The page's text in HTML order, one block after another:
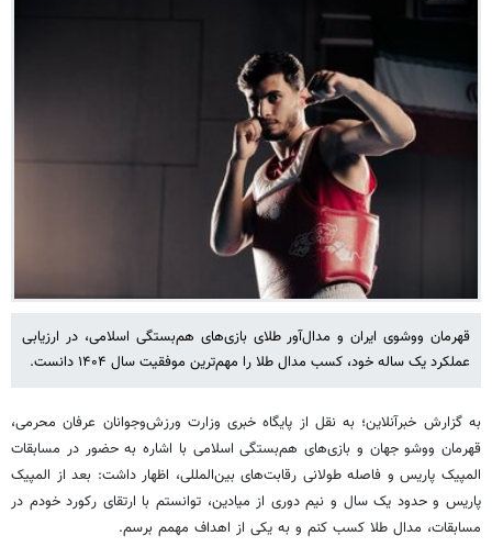
قهرمان ووشوی ایران و مدال‌آور طلای بازی‌های هم‌بستگی اسلامی، در ارزیابی
عملکرد یک ساله خود، کسب مدال طلا را مهم‌ترین موفقیت سال ۱۴۰۴ دانست.
به گزارش خبرآنلاین؛ به نقل از پایگاه خبری وزارت ورزش‌وجوانان عرفان محرمی،
قهرمان ووشو جهان و بازی‌های هم‌بستگی اسلامی با اشاره به حضور در مسابقات
المپیک پاریس و فاصله طولانی رقابت‌های بین‌المللی، اظهار داشت: بعد از المپیک
پاریس و حدود یک سال و نیم دوری از میادین، توانستم با ارتقای رکورد خودم در
مسابقات، مدال طلا کسب کنم و به یکی از اهداف مهمم برسم.